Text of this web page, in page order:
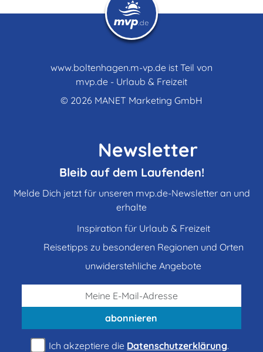
www.boltenhagen.m-vp.de ist Teil von
mvp.de - Urlaub & Freizeit
© 2026 MANET Marketing GmbH
Newsletter
Bleib auf dem Laufenden!
Melde Dich jetzt für unseren mvp.de-Newsletter an und
erhalte
Inspiration für Urlaub & Freizeit
Reisetipps zu besonderen Regionen und Orten
unwiderstehliche Angebote
abonnieren
Ich akzeptiere die Datenschutzerklärung.